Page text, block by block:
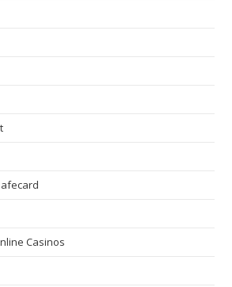
Casinos